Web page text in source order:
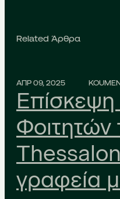
Related Άρθρα
ΑΠΡ 09, 2025
Φοιτητών
γραφεία